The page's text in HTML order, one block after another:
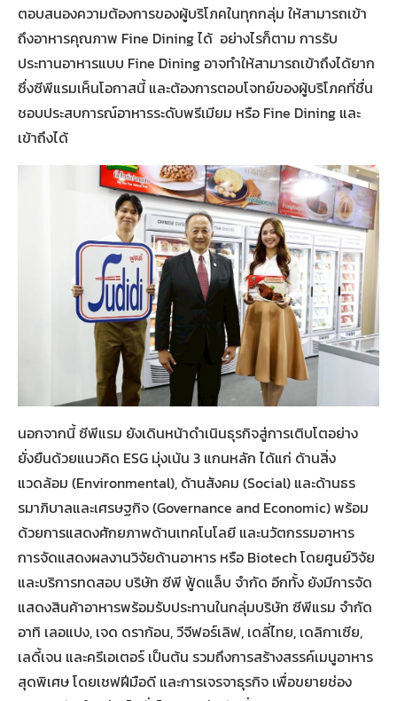
ตอบสนองความต้องการของผู้บริโภคในทุกกลุ่ม ให้สามารถเข้า
ถึงอาหารคุณภาพ Fine Dining ได้ อย่างไรก็ตาม การรับ
ประทานอาหารแบบ Fine Dining อาจทำให้สามารถเข้าถึงได้ยาก
ซึ่งซีพีแรมเห็นโอกาสนี้ และต้องการตอบโจทย์ของผู้บริโภคที่ชื่น
ชอบประสบการณ์อาหารระดับพรีเมียม หรือ Fine Dining และ
เข้าถึงได้
นอกจากนี้ ซีพีแรม ยังเดินหน้าดำเนินธุรกิจสู่การเติบโตอย่าง
ยั่งยืนด้วยแนวคิด ESG มุ่งเน้น 3 แกนหลัก ได้แก่ ด้านสิ่ง
แวดล้อม (Environmental), ด้านสังคม (Social) และด้านธร
รมาภิบาลและเศรษฐกิจ (Governance and Economic) พร้อม
ด้วยการแสดงศักยภาพด้านเทคโนโลยี และนวัตกรรมอาหาร
การจัดแสดงผลงานวิจัยด้านอาหาร หรือ Biotech โดยศูนย์วิจัย
และบริการทดสอบ บริษัท ซีพี ฟู้ดแล็บ จำกัด อีกทั้ง ยังมีการจัด
แสดงสินค้าอาหารพร้อมรับประทานในกลุ่มบริษัท ซีพีแรม จำกัด
อาทิ เลอแปง, เจด ดราก้อน, วีจีฟอร์เลิฟ, เดลี่ไทย, เดลิกาเซีย,
เลดี้เจน และครีเอเตอร์ เป็นต้น รวมถึงการสร้างสรรค์เมนูอาหาร
สุดพิเศษ โดยเชฟฝีมือดี และการเจรจาธุรกิจ เพื่อขยายช่อง